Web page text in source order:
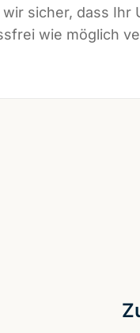
sicher, dass Ihr
wie möglich